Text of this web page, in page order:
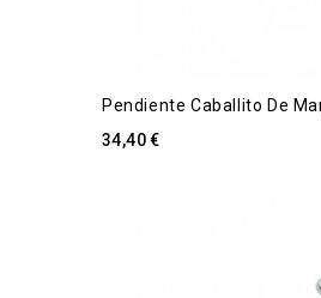
Pendiente Caballito De
34,40 €